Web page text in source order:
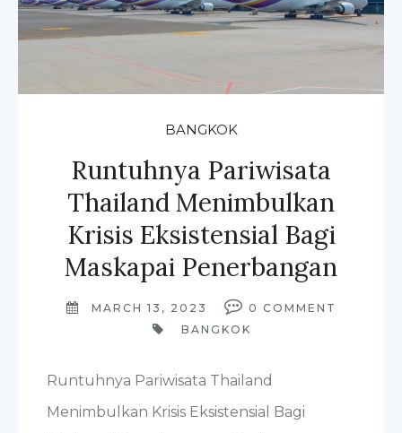
BANGKOK
Runtuhnya Pariwisata
Thailand Menimbulkan
Krisis Eksistensial Bagi
Maskapai Penerbangan
MARCH 13, 2023 0 COMMENT
BANGKOK
Runtuhnya Pariwisata Thailand
Menimbulkan Krisis Eksistensial Bagi